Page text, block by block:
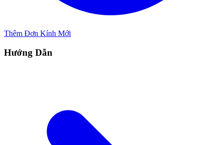
Thêm Đơn Kính Mới
Hướng Dẫn